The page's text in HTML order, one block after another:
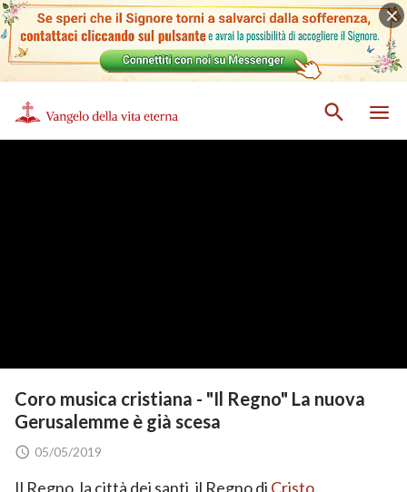
Coro musica cristiana - "Il Regno" La nuova
Gerusalemme è già scesa
05/05/2019
Il Regno, la città dei santi, il Regno di Cristo.